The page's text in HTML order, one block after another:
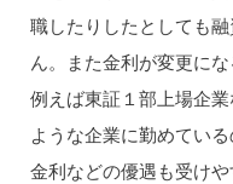
職したりしたとしても
ん。また金利が変更にな
例えば東証１部上場企
ような企業に勤めてい
金利などの優遇も受けや